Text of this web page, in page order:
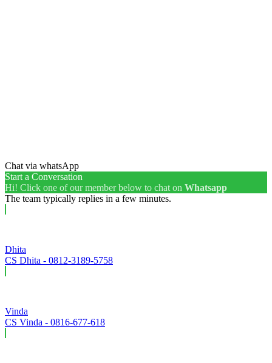
Chat via whatsApp
Start a Conversation
Hi! Click one of our member below to chat on Whatsapp
The team typically replies in a few minutes.
Dhita
CS Dhita - 0812-3189-5758
Vinda
CS Vinda - 0816-677-618